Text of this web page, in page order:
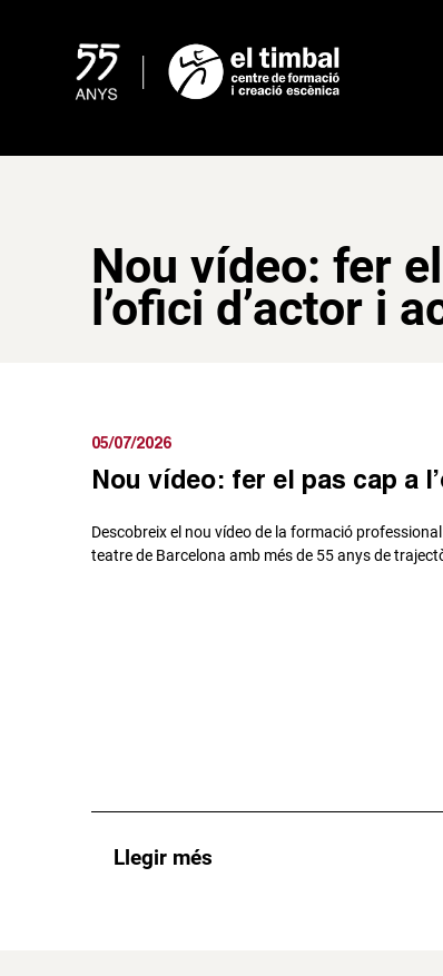
Nou vídeo: fer
l’ofici d’actor i
05/07/2026
Nou vídeo: fer el pas cap a
Descobreix el nou vídeo de la formació
teatre de Barcelona amb més de 55 anys de
Llegir més